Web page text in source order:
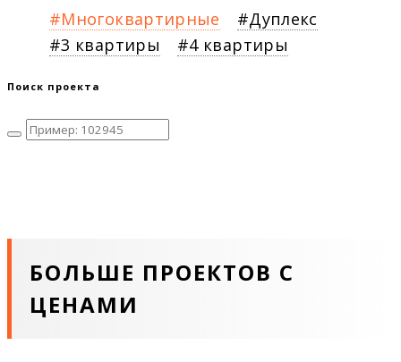
Многоквартирные
Дуплекс
3 квартиры
4 квартиры
Поиск проекта
БОЛЬШЕ ПРОЕКТОВ С
ЦЕНАМИ